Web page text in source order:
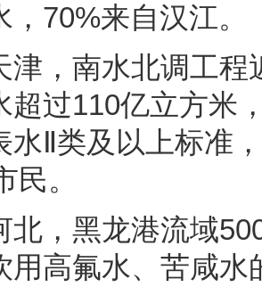
，70%来自汉江。
，南水北调工程
超过110亿立方米
水Ⅱ类及以上标准
民。
，黑龙港流域
用高氟水、苦咸水